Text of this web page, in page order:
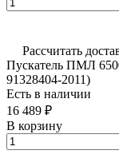
Рассчитать
Пускатель ПМЛ
91328404-2011)
Есть в наличии
16 489 ₽
В корзину